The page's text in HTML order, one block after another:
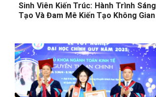
Sinh Viên Kiến Trúc: Hành Trình Sáng
Tạo Và Đam Mê Kiến Tạo Không Gian